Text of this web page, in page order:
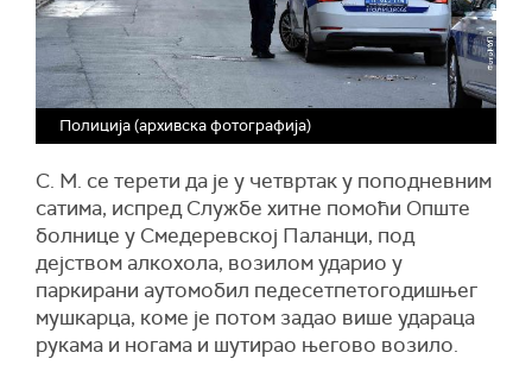
Полиција (архивска фотографија)
С. М. се терети да је у четвртак у поподневним
сатима, испред Службе хитне помоћи Опште
болнице у Смедеревској Паланци, под
дејством алкохола, возилом ударио у
паркирани аутомобил педесетпетогодишњег
мушкарца, коме је потом задао више удараца
рукама и ногама и шутирао његово возило.